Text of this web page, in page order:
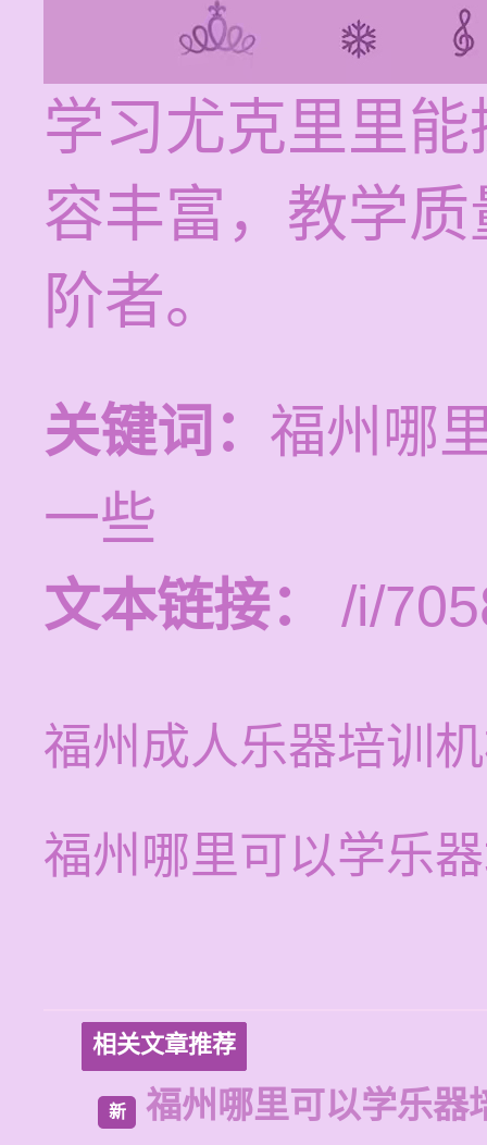
学习尤克里里
容丰富，教学
阶者。
关键词： 福州哪
一些
文本链接：
/i/
福州成人乐器培训
福州哪里可以学乐
相关文章推荐
新 福州哪里可以学乐器